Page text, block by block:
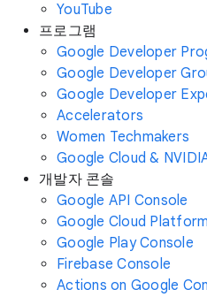
YouTube
프로그램
Google Developer
Google Developer
Google Developer
Accelerators
Women Techmakers
Google Cloud &
개발자 콘솔
Google API Console
Google Cloud
Google Play Console
Firebase Console
Actions on Google